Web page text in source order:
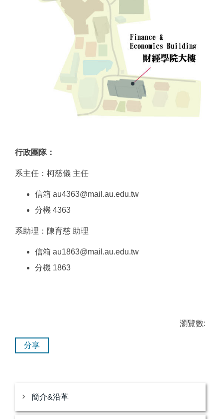
行政團隊：
系主任：柯慈儀 主任
信箱 au4363@mail.au.edu.tw
分機 4363
系助理：陳育慈 助理
信箱 au1863@mail.au.edu.tw
分機 1863
瀏覽數:
分享
簡介&沿革